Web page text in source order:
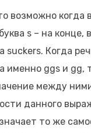
возможно когда
s – на конце,
suckers. Когда
именно ggs и gg,
между
данного
то же